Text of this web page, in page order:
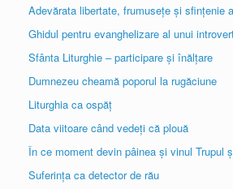
Adevărata libertate, frumusețe și sfințenie
Ghidul pentru evanghelizare al unui
Sfânta Liturghie – participare și înălțare
Dumnezeu cheamă poporul la rugăciune
Liturghia ca ospăț
Data viitoare când vedeți că plouă
În ce moment devin pâinea și vinul Trupul
Suferința ca detector de rău